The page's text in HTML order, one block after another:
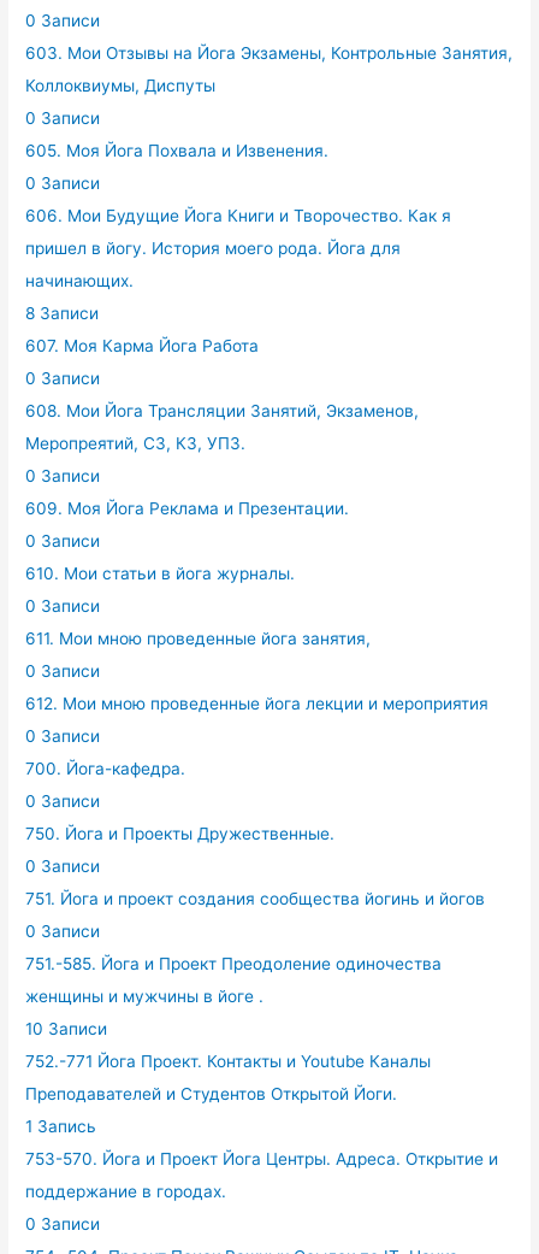
0 Записи
603. Мои Отзывы на Йога Экзамены, Контрольные Занятия,
Коллоквиумы, Диспуты
0 Записи
605. Моя Йога Похвала и Извенения.
0 Записи
606. Мои Будущие Йога Книги и Творочество. Как я
пришел в йогу. История моего рода. Йога для
начинающих.
8 Записи
607. Моя Карма Йога Работа
0 Записи
608. Мои Йога Трансляции Занятий, Экзаменов,
Меропреятий, СЗ, КЗ, УПЗ.
0 Записи
609. Моя Йога Реклама и Презентации.
0 Записи
610. Мои статьи в йога журналы.
0 Записи
611. Мои мною проведенные йога занятия,
0 Записи
612. Мои мною проведенные йога лекции и мероприятия
0 Записи
700. Йога-кафедра.
0 Записи
750. Йога и Проекты Дружественные.
0 Записи
751. Йога и проект создания сообщества йогинь и йогов
0 Записи
751.-585. Йога и Проект Преодоление одиночества
женщины и мужчины в йоге .
10 Записи
752.-771 Йога Проект. Контакты и Youtube Каналы
Преподавателей и Студентов Открытой Йоги.
1 Запись
753-570. Йога и Проект Йога Центры. Адреса. Открытие и
поддержание в городах.
0 Записи